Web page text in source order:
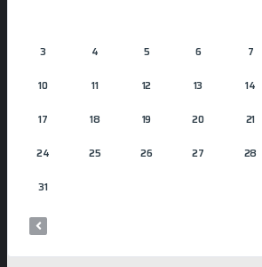
3 4 5 6 7
10 11 12 13 14
17 18 19 20 21
24 25 26 27 28
31